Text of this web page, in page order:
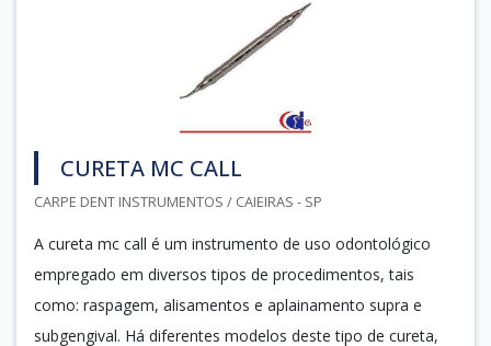
CURETA MC CALL
CARPE DENT INSTRUMENTOS / CAIEIRAS - SP
A cureta mc call é um instrumento de uso odontológico
empregado em diversos tipos de procedimentos, tais
como: raspagem, alisamentos e aplainamento supra e
subgengival. Há diferentes modelos deste tipo de cureta,